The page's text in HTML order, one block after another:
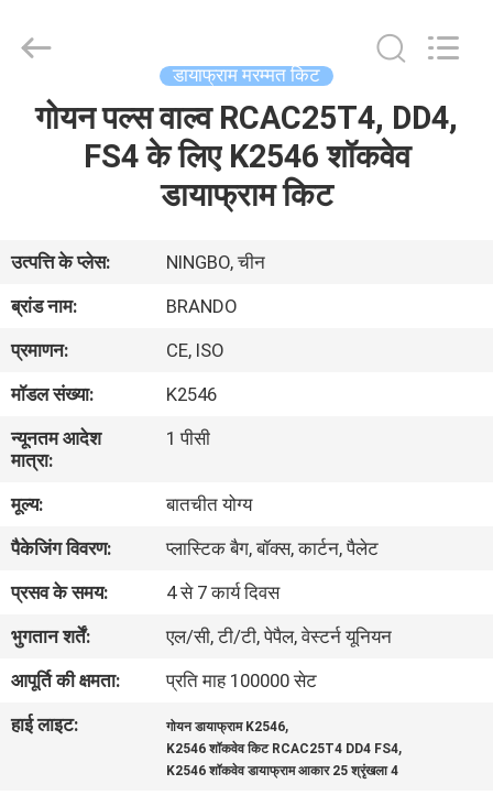
हमारे
बारे
में
कारखाने
का
गुणवत्ता
नियंत्रण
हमसे
संपर्क
करें
Reserved.
डायाफ्राम मरम्मत किट
गोयन पल्स वाल्व RCAC25T4, DD4,
FS4 के लिए K2546 शॉकवेव
डायाफ्राम किट
उत्पत्ति के प्लेस:
NINGBO, चीन
ब्रांड नाम:
BRANDO
प्रमाणन:
CE, ISO
मॉडल संख्या:
K2546
न्यूनतम आदेश
मात्रा:
1 पीसी
मूल्य:
बातचीत योग्य
पैकेजिंग विवरण:
प्लास्टिक बैग, बॉक्स, कार्टन, पैलेट
प्रसव के समय:
4 से 7 कार्य दिवस
भुगतान शर्तें:
एल/सी, टी/टी, पेपैल, वेस्टर्न यूनियन
आपूर्ति की क्षमता:
प्रति माह 100000 सेट
हाई लाइट:
गोयन डायाफ्राम K2546,
K2546 शॉकवेव किट RCAC25T4 DD4 FS4,
K2546 शॉकवेव डायाफ्राम आकार 25 श्रृंखला 4